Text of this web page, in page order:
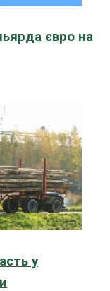
євро на
у